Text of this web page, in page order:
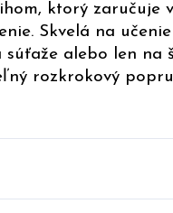
ktorý zaručuje
Skvelá na
alebo len na
rozkrokový